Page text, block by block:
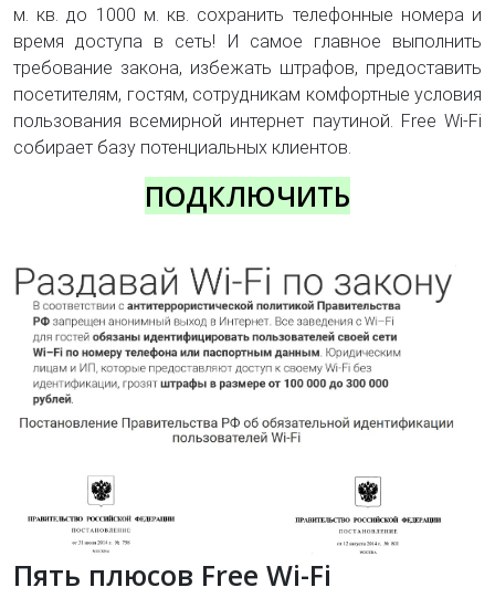
м. кв. до 1000 м. кв. сохранить телефонные номера и
время доступа в сеть! И самое главное выполнить
требование закона, избежать штрафов, предоставить
посетителям, гостям, сотрудникам комфортные условия
пользования всемирной интернет паутиной. Free Wi-Fi
собирает базу потенциальных клиентов.
ПОДКЛЮЧИТЬ
Пять плюсов Free Wi-Fi